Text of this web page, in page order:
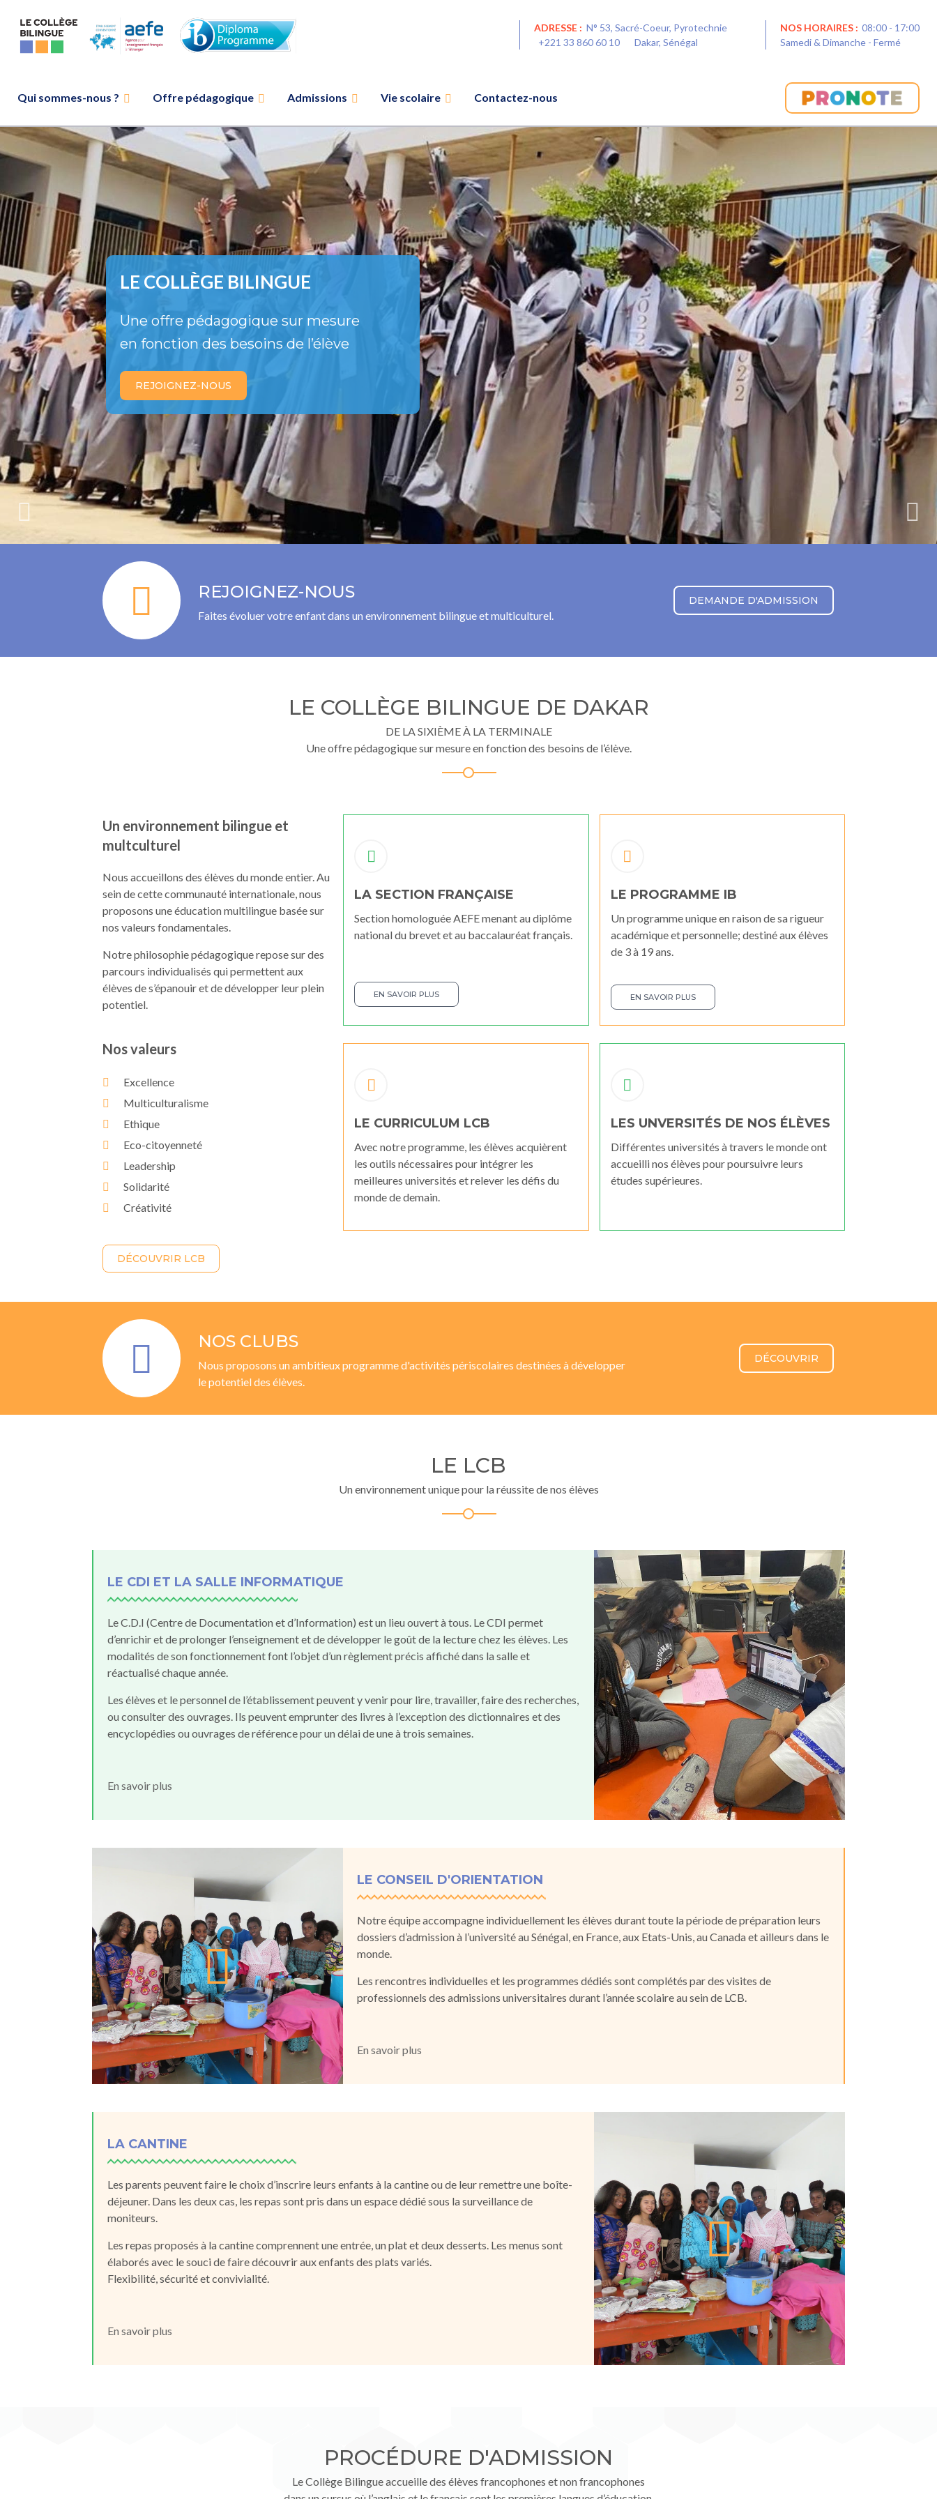
content
ADRESSE : N° 53, Sacré-Coeur, Pyrotechnie
+221 33 860 60 10
Dakar, Sénégal
NOS HORAIRES : 08:00 - 17:00
Samedi & Dimanche - Fermé
Qui sommes-nous ? Offre pédagogique Admissions Vie scolaire Contactez-nous
LE COLLÈGE BILINGUE
Une offre pédagogique sur mesure
en fonction des besoins de l’élève
REJOIGNEZ-NOUS
REJOIGNEZ-NOUS
Faites évoluer votre enfant dans un environnement bilingue et multiculturel.
DEMANDE D'ADMISSION
LE COLLÈGE BILINGUE DE DAKAR
DE LA SIXIÈME À LA TERMINALE
Une offre pédagogique sur mesure en fonction des besoins de l’élève.
Un environnement bilingue et
multculturel
Nous accueillons des élèves du monde entier. Au
sein de cette communauté internationale, nous
proposons une éducation multilingue basée sur
nos valeurs fondamentales.
Notre philosophie pédagogique repose sur des
parcours individualisés qui permettent aux
élèves de s’épanouir et de développer leur plein
potentiel.
Nos valeurs
Excellence
Multiculturalisme
Ethique
Eco-citoyenneté
Leadership
Solidarité
Créativité
DÉCOUVRIR LCB
LA SECTION FRANÇAISE
Section homologuée AEFE menant au diplôme
national du brevet et au baccalauréat français.
EN SAVOIR PLUS
LE PROGRAMME IB
Un programme unique en raison de sa rigueur
académique et personnelle; destiné aux élèves
de 3 à 19 ans.
EN SAVOIR PLUS
LE CURRICULUM LCB
Avec notre programme, les élèves acquièrent
les outils nécessaires pour intégrer les
meilleures universités et relever les défis du
monde de demain.
LES UNVERSITÉS DE NOS ÉLÈVES
Différentes universités à travers le monde ont
accueilli nos élèves pour poursuivre leurs
études supérieures.
NOS CLUBS
Nous proposons un ambitieux programme d'activités périscolaires destinées à développer
le potentiel des élèves.
DÉCOUVRIR
LE LCB
Un environnement unique pour la réussite de nos élèves
LE CDI ET LA SALLE INFORMATIQUE
Le C.D.I (Centre de Documentation et d’Information) est un lieu ouvert à tous. Le CDI permet
d’enrichir et de prolonger l’enseignement et de développer le goût de la lecture chez les élèves. Les
modalités de son fonctionnement font l’objet d’un règlement précis affiché dans la salle et
réactualisé chaque année.
Les élèves et le personnel de l’établissement peuvent y venir pour lire, travailler, faire des recherches,
ou consulter des ouvrages. Ils peuvent emprunter des livres à l’exception des dictionnaires et des
encyclopédies ou ouvrages de référence pour un délai de une à trois semaines.
En savoir plus
LE CONSEIL D'ORIENTATION
Notre équipe accompagne individuellement les élèves durant toute la période de préparation leurs
dossiers d’admission à l’université au Sénégal, en France, aux Etats-Unis, au Canada et ailleurs dans le
monde.
Les rencontres individuelles et les programmes dédiés sont complétés par des visites de
professionnels des admissions universitaires durant l’année scolaire au sein de LCB.
En savoir plus
LA CANTINE
Les parents peuvent faire le choix d’inscrire leurs enfants à la cantine ou de leur remettre une boîte-
déjeuner. Dans les deux cas, les repas sont pris dans un espace dédié sous la surveillance de
moniteurs.
Les repas proposés à la cantine comprennent une entrée, un plat et deux desserts. Les menus sont
élaborés avec le souci de faire découvrir aux enfants des plats variés.
Flexibilité, sécurité et convivialité.
En savoir plus
PROCÉDURE D'ADMISSION
Le Collège Bilingue accueille des élèves francophones et non francophones